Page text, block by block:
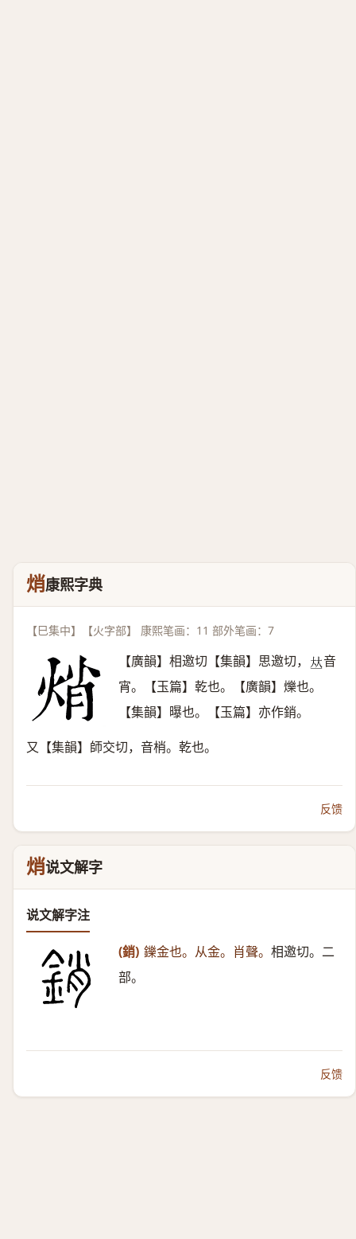
焇康熙字典
【巳集中】【火字部】 康熙笔画：11 部外笔画：7
【廣韻】相邀切【集韻】思邀切， 𠀤音
宵。【玉篇】乾也。【廣韻】爍也。
【集韻】曝也。【玉篇】亦作銷。
又【集韻】師交切，音梢。乾也。
反馈
焇说文解字
说文解字注
(銷) 鑠金也。从金。肖聲。 相邀切。二
部。
反馈